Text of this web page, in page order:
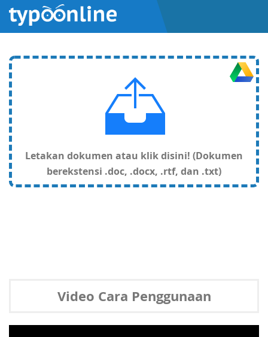
Letakan dokumen atau klik disini! (Dokumen
berekstensi .doc, .docx, .rtf, dan .txt)
Video Cara Penggunaan